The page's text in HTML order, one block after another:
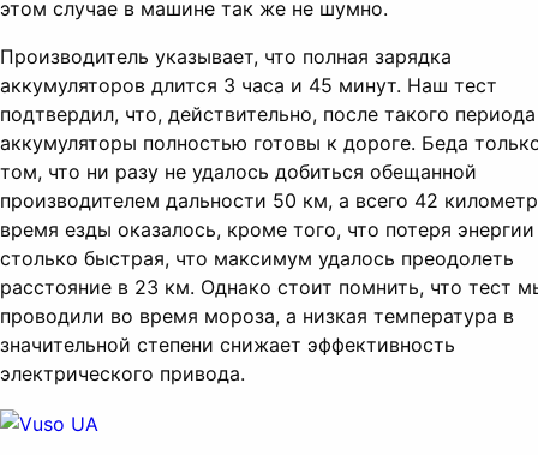
этом случае в машине так же не шумно.
Производитель указывает, что полная зарядка
аккумуляторов длится 3 часа и 45 минут. Наш тест
подтвердил, что, действительно, после такого периода
аккумуляторы полностью готовы к дороге. Беда
том, что ни разу не удалось добиться обещанной
производителем дальности 50 км, а всего 42
время езды оказалось, кроме того, что потеря
столько быстрая, что максимум удалось преодолеть
расстояние в 23 км. Однако стоит помнить, что тест
проводили во время мороза, а низкая температура в
значительной степени снижает эффективность
электрического привода.